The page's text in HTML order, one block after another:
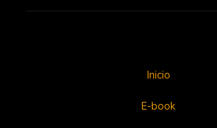
Inicio
E-book